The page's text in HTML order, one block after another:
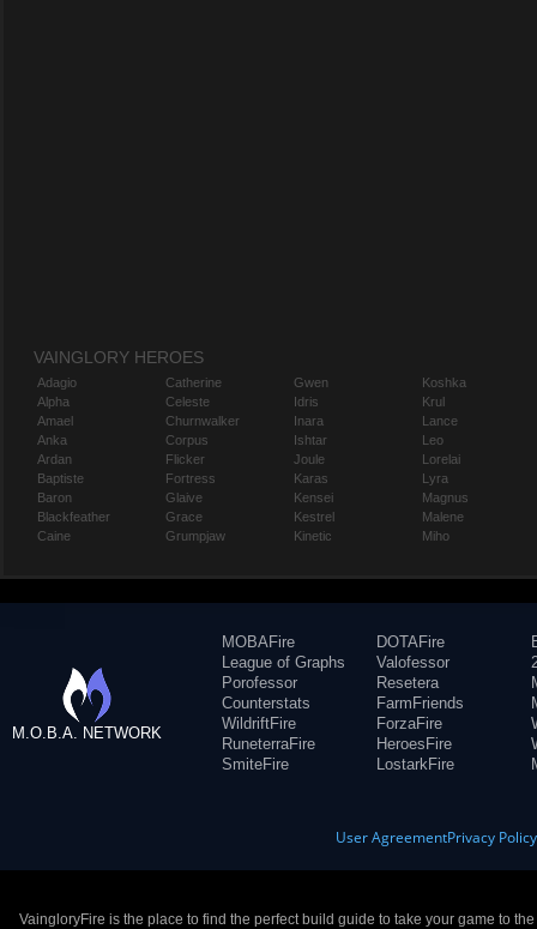
VAINGLORY HEROES
Adagio
Alpha
Amael
Anka
Ardan
Baptiste
Baron
Blackfeather
Caine
Catherine
Celeste
Churnwalker
Corpus
Flicker
Fortress
Glaive
Grace
Grumpjaw
Gwen
Idris
Inara
Ishtar
Joule
Karas
Kensei
Kestrel
Kinetic
Koshka
Krul
Lance
Leo
Lorelai
Lyra
Magnus
Malene
Miho
M.O.B.A. NETWORK
MOBAFire
League of Graphs
Porofessor
Counterstats
WildriftFire
RuneterraFire
SmiteFire
DOTAFire
Valofessor
Resetera
FarmFriends
ForzaFire
HeroesFire
LostarkFire
User AgreementPrivacy Policy
VaingloryFire is the place to find the perfect build guide to take your game to